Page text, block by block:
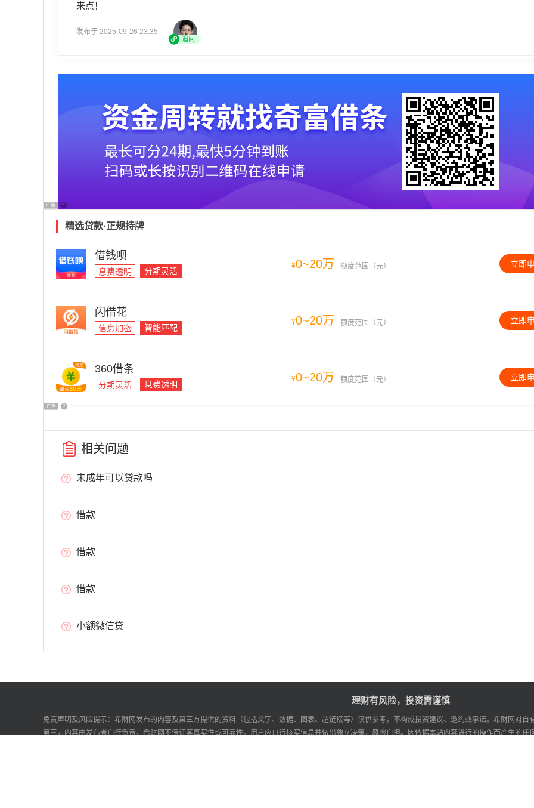
来点！
发布于 2025-09-26 23:35
追问
广告 ?
广告 ?
精选贷款·正规持牌
借钱呗
息费透明 分期灵活
¥0~20万 额度范围（元） 立即
闪借花
信息加密 智能匹配
¥0~20万 额度范围（元） 立即
360借条
分期灵活 息费透明
¥0~20万 额度范围（元） 立即
相关问题
未成年可以贷款吗
借款
借款
借款
小额微信贷
理财有风险，投资需谨慎
免责声明及风险提示：希财网发布的内容及第三方提供的资料（包括文字、数据、图表、超链接等）仅供参考，不构成投资建议、邀约或承诺。希财网对自
第三方内容由发布者自行负责，希财网不保证其真实性或可靠性。用户应自行核实信息并做出独立决策，风险自担。因依据本站内容进行的操作而产生的